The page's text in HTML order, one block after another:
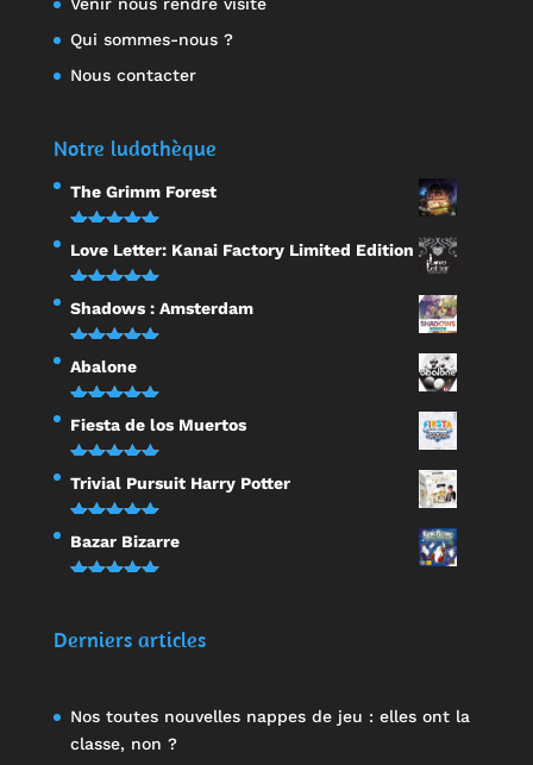
Venir nous rendre visite
Qui sommes-nous ?
Nous contacter
Notre ludothèque
The Grimm Forest
Note 5.00
sur 5
Love Letter: Kanai Factory Limited Edition
Note5.00
sur 5
Shadows : Amsterdam
Note5.00
sur 5
Abalone
Note5.00
sur 5
Fiesta de los Muertos
Note5.00
sur 5
Trivial Pursuit Harry Potter
Note5.00
sur 5
Bazar Bizarre
Derniers articles
Nos toutes nouvelles nappes de jeu : elles ont la
classe, non ?